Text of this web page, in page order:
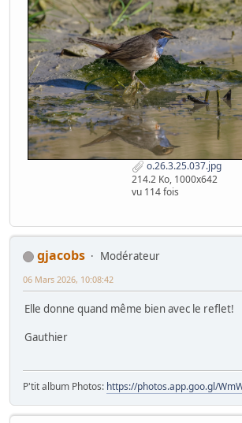
o.26.3.25.037.jpg
214.2 Ko, 1000x642
vu 114 fois
gjacobs
Modérateur
06 Mars 2026, 10:08:42
Elle donne quand même bien avec le reflet!
Gauthier
P'tit album Photos: https://photos.app.goo.gl/